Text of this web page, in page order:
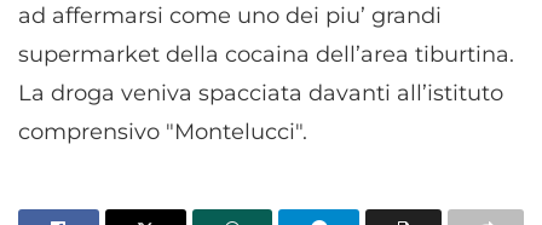
ad affermarsi come uno dei piu’ grandi
supermarket della cocaina dell’area tiburtina.
La droga veniva spacciata davanti all’istituto
comprensivo "Montelucci".